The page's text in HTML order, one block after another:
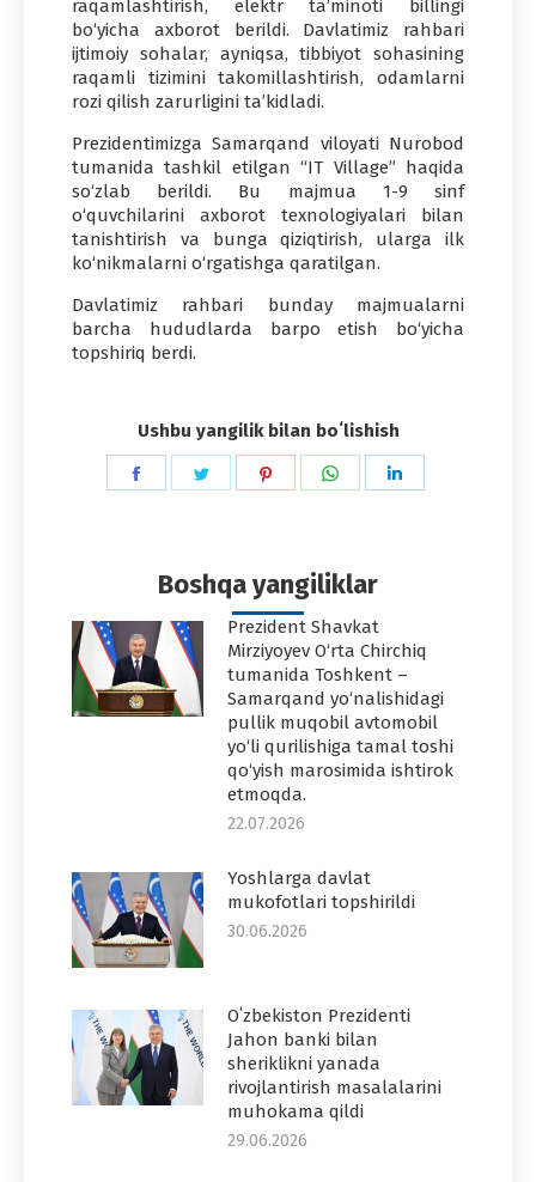
raqamlashtirish, elektr ta’minoti billingi
bo‘yicha axborot berildi. Davlatimiz rahbari
ijtimoiy sohalar, ayniqsa, tibbiyot sohasining
raqamli tizimini takomillashtirish, odamlarni
rozi qilish zarurligini ta’kidladi.
Prezidentimizga Samarqand viloyati Nurobod
tumanida tashkil etilgan “IT Village” haqida
so‘zlab berildi. Bu majmua 1-9 sinf
o‘quvchilarini axborot texnologiyalari bilan
tanishtirish va bunga qiziqtirish, ularga ilk
ko‘nikmalarni o‘rgatishga qaratilgan.
Davlatimiz rahbari bunday majmualarni
barcha hududlarda barpo etish bo‘yicha
topshiriq berdi.
Ushbu yangilik bilan boʻlishish
Share
Share
Share
Share
Boshqa yangiliklar
Prezident Shavkat
Mirziyoyev O‘rta Chirchiq
tumanida Toshkent –
Samarqand yo‘nalishidagi
pullik muqobil avtomobil
yo‘li qurilishiga tamal toshi
qo‘yish marosimida ishtirok
etmoqda.
22.07.2026
Yoshlarga davlat
mukofotlari topshirildi
30.06.2026
Oʻzbekiston Prezidenti
Jahon banki bilan
sheriklikni yanada
rivojlantirish masalalarini
muhokama qildi
29.06.2026